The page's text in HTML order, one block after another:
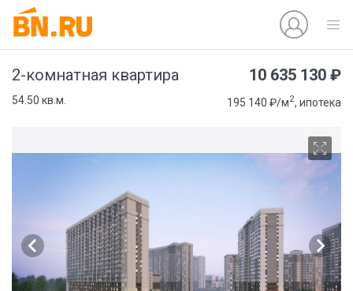
2-комнатная квартира 10 635 130 ₽
54.50 кв.м. 195 140 ₽/м2, ипотека